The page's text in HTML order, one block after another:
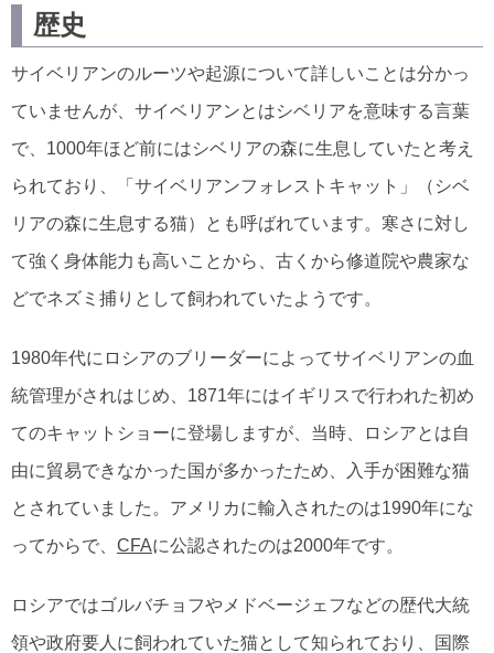
歴史
サイベリアンのルーツや起源について詳しいことは分かっ
ていませんが、サイベリアンとはシベリアを意味する言葉
で、1000年ほど前にはシベリアの森に生息していたと考え
られており、「サイベリアンフォレストキャット」（シベ
リアの森に生息する猫）とも呼ばれています。寒さに対し
て強く身体能力も高いことから、古くから修道院や農家な
どでネズミ捕りとして飼われていたようです。
1980年代にロシアのブリーダーによってサイベリアンの血
統管理がされはじめ、1871年にはイギリスで行われた初め
てのキャットショーに登場しますが、当時、ロシアとは自
由に貿易できなかった国が多かったため、入手が困難な猫
とされていました。アメリカに輸入されたのは1990年にな
ってからで、 CFAに公認されたのは2000年です。
ロシアではゴルバチョフやメドベージェフなどの歴代大統
領や政府要人に飼われていた猫として知られており、国際